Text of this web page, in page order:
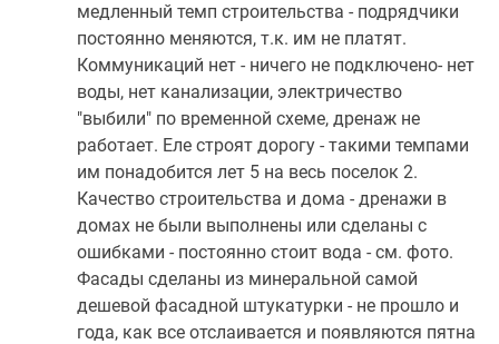
медленный темп строительства - подрядчики
постоянно меняются, т.к. им не платят.
Коммуникаций нет - ничего не подключено- нет
воды, нет канализации, электричество
"выбили" по временной схеме, дренаж не
работает. Еле строят дорогу - такими темпами
им понадобится лет 5 на весь поселок 2.
Качество строительства и дома - дренажи в
домах не были выполнены или сделаны с
ошибками - постоянно стоит вода - см. фото.
Фасады сделаны из минеральной самой
дешевой фасадной штукатурки - не прошло и
года, как все отслаивается и появляются пятна